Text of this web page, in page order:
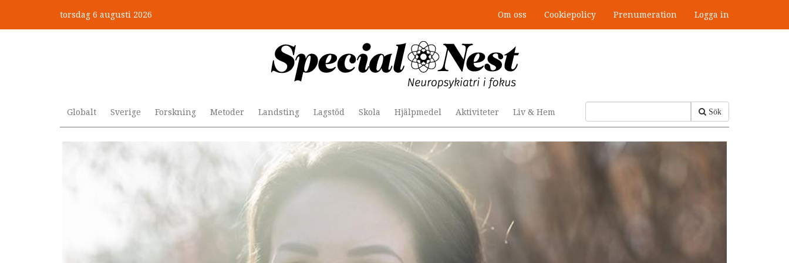
huvudinnehåll
torsdag 6 augusti 2026 Om oss Cookiepolicy Prenumeration Logga in
Sök
Globalt Sverige Forskning Metoder Landsting Lagstöd Skola Hjälpmedel Aktiviteter Liv & Hem
Mobbning vid autism och adhd: 4 lästips